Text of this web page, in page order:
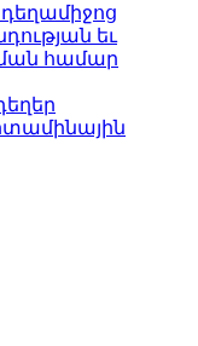
եւ
համար